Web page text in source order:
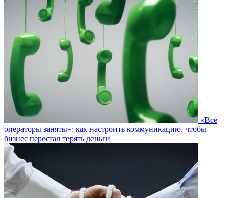
«Все
операторы заняты»: как настроить коммуникацию, чтобы
бизнес перестал терять деньги